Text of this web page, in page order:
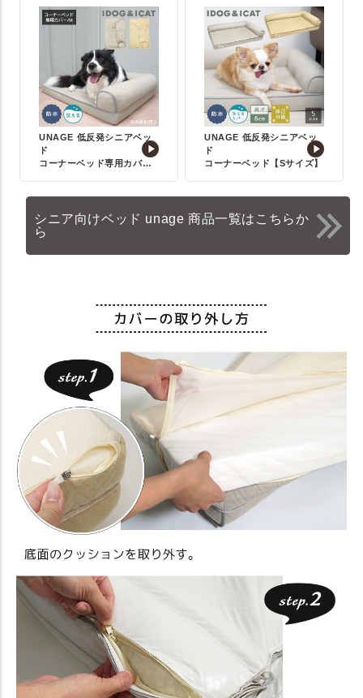
UNAGE 低反発シニアベッ
ド
コーナーベッド専用カバー
UNAGE 低反発シニアベッ
ド
コーナーベッド【Sサイズ】
シニア向けベッド unage 商品一覧はこちらか
ら